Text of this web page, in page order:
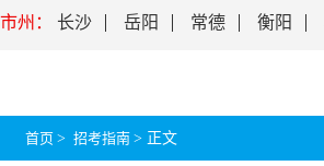
市州： 长沙 岳阳 常德 衡阳
首页 > 招考指南 > 正文